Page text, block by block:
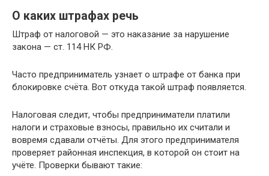
О каких штрафах речь
Штраф от налоговой — это наказание за нарушение
закона — ст. 114 НК РФ.
Часто предприниматель узнает о штрафе от банка при
блокировке счёта. Вот откуда такой штраф появляется.
Налоговая следит, чтобы предприниматели платили
налоги и страховые взносы, правильно их считали и
вовремя сдавали отчёты. Для этого предпринимателя
проверяет районная инспекция, в которой он стоит на
учёте. Проверки бывают такие: